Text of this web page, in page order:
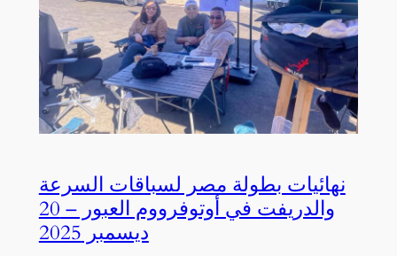
نهائيات بطولة مصر لسباقات السرعة
والدريفت في أوتوفرووم العبور – 20
ديسمبر 2025